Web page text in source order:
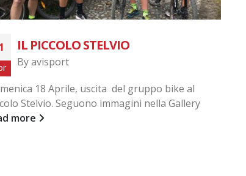
IL PICCOLO STELVIO
Byavisport
18 Aprile, uscita del gruppo bike al
Stelvio. Seguono immagini nella Gallery
more